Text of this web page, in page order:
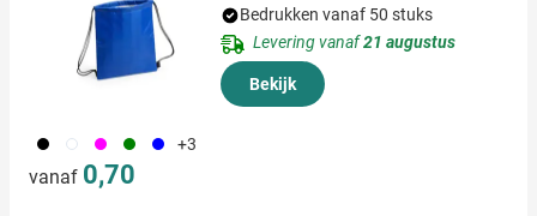
001 002 046 004 005 +3
vanaf 0,70
Bedrukken vanaf 50 stuks
Levering vanaf21 augustus
Bekijk